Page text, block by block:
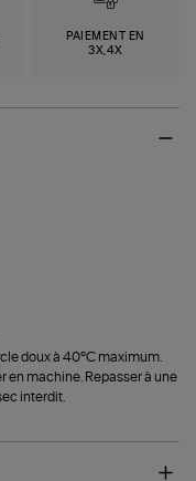
PAIEMENT EN
3X,4X
doux à 40°C maximum.
en machine. Repasser à une
interdit.